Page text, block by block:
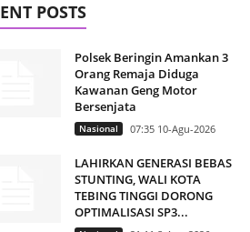
POSTS
Polsek Beringin Amankan 3
Orang Remaja Diduga
Kawanan Geng Motor
Bersenjata
Nasional 07:35 10-Agu-2026
LAHIRKAN GENERASI BEBAS
STUNTING, WALI KOTA
TEBING TINGGI DORONG
OPTIMALISASI SP3...